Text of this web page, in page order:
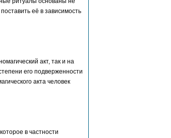
её в зависимость
акт, так и на
его подверженности
акта человек
в частности